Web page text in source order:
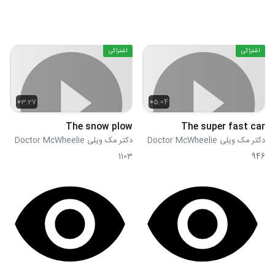
05:04
اشتراکی
The super fast car
دکتر مک ویلی Doctor McWheelie
946
03:27
اشتراکی
The snow plow
دکتر مک ویلی Doctor McWheelie
1103